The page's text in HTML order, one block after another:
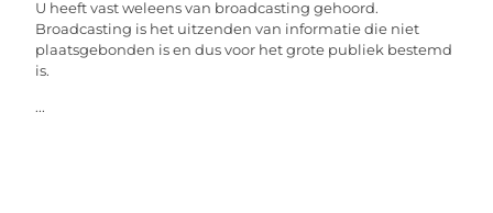
U heeft vast weleens van broadcasting gehoord.
Broadcasting is het uitzenden van informatie die niet
plaatsgebonden is en dus voor het grote publiek bestemd
is.
...